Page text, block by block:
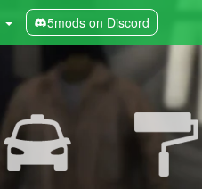
5mods on Discord